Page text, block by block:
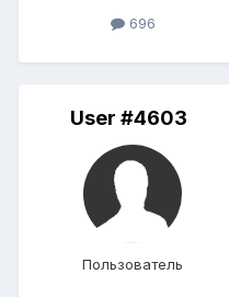
696
User #4603
Пользователь